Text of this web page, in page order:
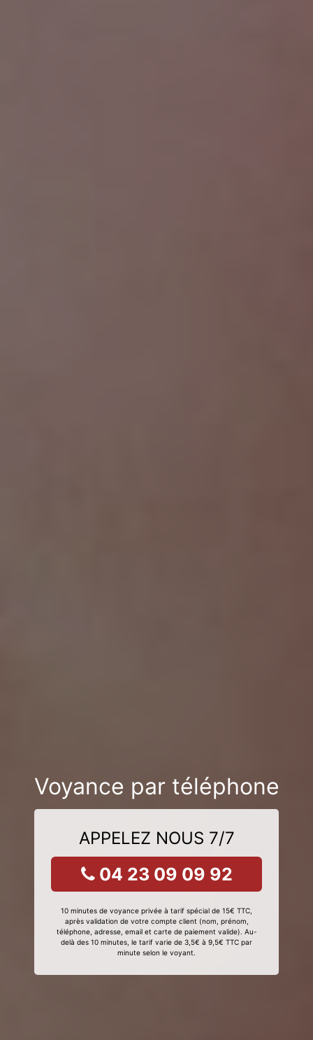
Voyance par téléphone
APPELEZ NOUS 7/7
04 23 09 09 92
10 minutes de voyance privée à tarif spécial de 15€ TTC,
après validation de votre compte client (nom, prénom,
téléphone, adresse, email et carte de paiement valide). Au-
delà des 10 minutes, le tarif varie de 3,5€ à 9,5€ TTC par
minute selon le voyant.